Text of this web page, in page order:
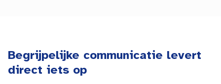
Begrijpelijke communicatie levert
direct iets op